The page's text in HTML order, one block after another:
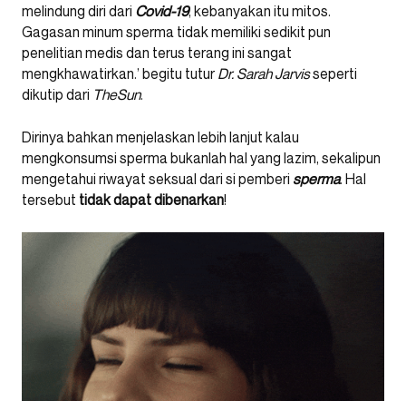
melindung diri dari Covid-19, kebanyakan itu mitos.
Gagasan minum sperma tidak memiliki sedikit pun
penelitian medis dan terus terang ini sangat
mengkhawatirkan.’ begitu tutur Dr. Sarah Jarvisseperti
dikutip dari TheSun.
Dirinya bahkan menjelaskan lebih lanjut kalau
mengkonsumsi sperma bukanlah hal yang lazim, sekalipun
mengetahui riwayat seksual dari si pemberi sperma. Hal
tersebut tidak dapat dibenarkan!